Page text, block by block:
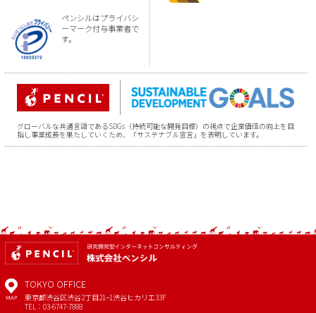
ペンシルはプライバシ
ーマーク付与事業者で
す。
グローバルな共通言語であるSDGs（持続可能な開発目標）の視点で企業価値の向上を目
指し事業成長を果たしていくため、「サステナブル宣言」を表明しています。
MAP
TOKYO OFFICE
東京都渋谷区渋谷2丁目21−1渋谷ヒカリエ33F
TEL：03-6747-7888